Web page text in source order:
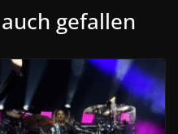
gefallen